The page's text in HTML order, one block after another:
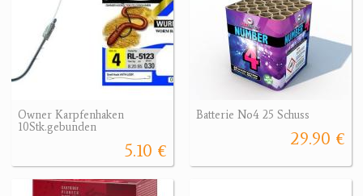
Owner Karpfenhaken
10Stk.gebunden
5.10 €
Batterie No4 25 Schuss
29.90 €